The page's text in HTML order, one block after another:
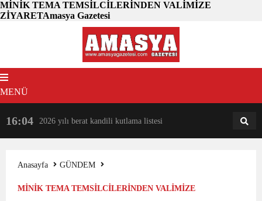
MİNİK TEMA TEMSİLCİLERİNDEN VALİMİZE
ZİYARETAmasya Gazetesi
MENÜ
16:04 2026 yılı berat kandili kutlama listesi 18:31
Anasayfa
GÜNDEM
MİNİK TEMA TEMSİLCİLERİNDEN VALİMİZE